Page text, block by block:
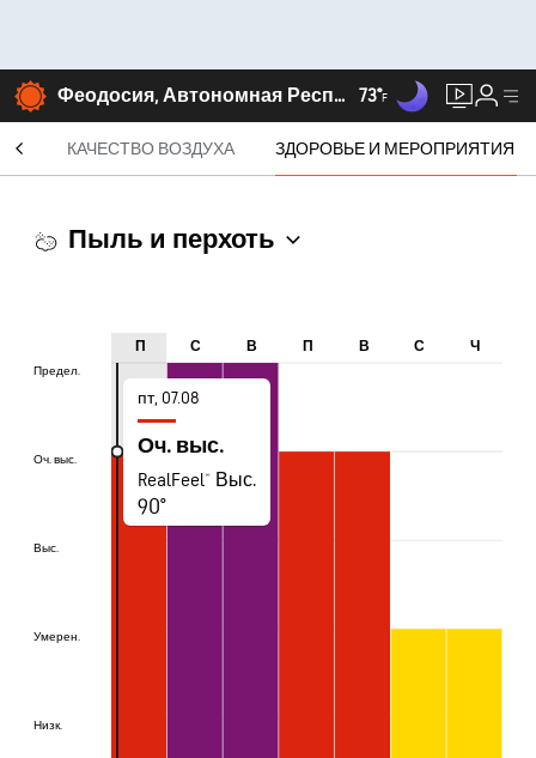
Феодосия, Автономная Республика Крым 73°F
КАЧЕСТВО ВОЗДУХА ЗДОРОВЬЕ И МЕРОПРИЯТИЯ
Пыль и перхоть
Предел.
Оч. выс.
Выс.
Умерен.
Низк.
П С В П В С Ч
Предел.
Оч. выс.
Выс.
Умерен.
Низк.
пт, 07.08
Оч. выс.
RealFeel® Выс.
90°